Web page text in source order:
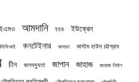
আমদানি ইইউ ইউক্রেন
কনটেইনার কানাডা কাস্টম হাউস চট্টগ্রাম
চীন জলদস্যুতা জাপান জাহাজ জাহাজ নির্মাণ